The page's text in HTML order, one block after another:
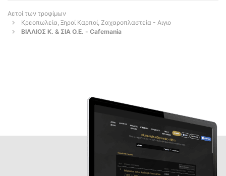
Αετοί των τροφίμων
Κρεοπωλεία, Ξηροί Καρποί, Ζαχαροπλαστεία - Αιγιο
ΒΙΛΛΙΟΣ Κ. & ΣΙΑ Ο.Ε. - Cafemania